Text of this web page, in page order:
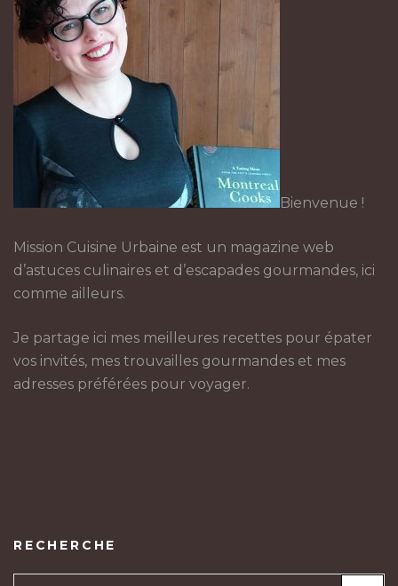
Bienvenue !
Mission Cuisine Urbaine est un magazine web
d’astuces culinaires et d’escapades gourmandes, ici
comme ailleurs.
Je partage ici mes meilleures recettes pour épater
vos invités, mes trouvailles gourmandes et mes
adresses préférées pour voyager.
RECHERCHE